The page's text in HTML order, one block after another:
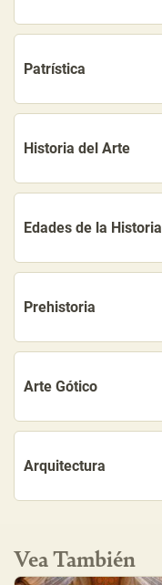
Patrística
Historia del Arte
Edades de la Historia
Prehistoria
Arte Gótico
Arquitectura
Vea También